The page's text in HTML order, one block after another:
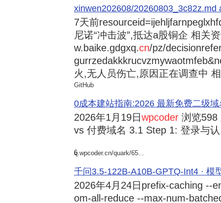
xinwen202608/20260803_3c82z.md
7天前
尼诺“冲击波”,抵达a股铜企 相关
w.baike.gdgxq.cn/pz/
火,无人员伤亡,原因正在调查中
GitHub
0成本建站指南:2026 最新免费二级
2026年1月19日wpcoder 浏览598
vs 付费域名 3.1 Step 1: 登录与
6
q.wpcoder.cn/quark/65...
千问3.5-122B-A10B-GPTQ-Int4 · 模
2026年4月24日 prefix-caching --
om-all-reduce --max-num-